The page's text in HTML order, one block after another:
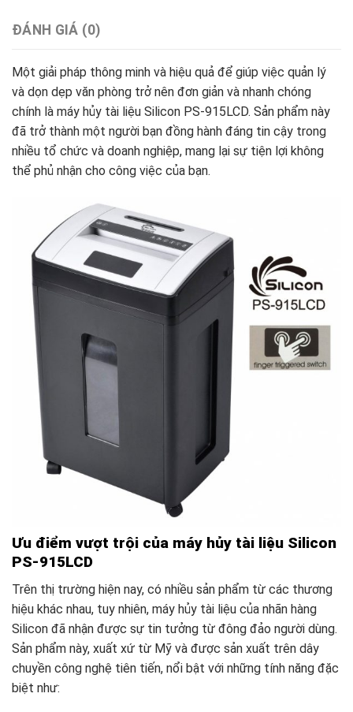
ĐÁNH GIÁ (0)
Một giải pháp thông minh và hiệu quả để giúp việc quản lý
và dọn dẹp văn phòng trở nên đơn giản và nhanh chóng
chính là máy hủy tài liệu Silicon PS-915LCD. Sản phẩm này
đã trở thành một người bạn đồng hành đáng tin cậy trong
nhiều tổ chức và doanh nghiệp, mang lại sự tiện lợi không
thể phủ nhận cho công việc của bạn.
Ưu điểm vượt trội của máy hủy tài liệu Silicon
PS-915LCD
Trên thị trường hiện nay, có nhiều sản phẩm từ các thương
hiệu khác nhau, tuy nhiên, máy hủy tài liệu của nhãn hàng
Silicon đã nhận được sự tin tưởng từ đông đảo người dùng.
Sản phẩm này, xuất xứ từ Mỹ và được sản xuất trên dây
chuyền công nghệ tiên tiến, nổi bật với những tính năng đặc
biệt như: